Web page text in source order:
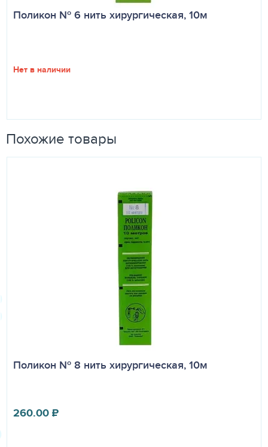
Поликон № 6 нить хирургическая, 10м
Нет в наличии
Похожие товары
Поликон № 8 нить хирургическая, 10м
260.00₽